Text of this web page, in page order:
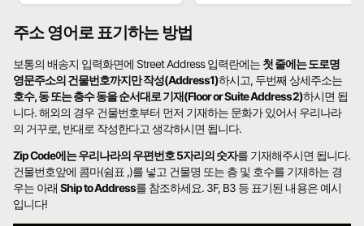
주소 영어로 표기하는 방법
보통의 배송지 입력화면에 Street Address 입력란에는 첫 줄에는 도로명
영문주소의 건물번호까지만 작성(Address1)하시고, 두번째 상세주소는
호수, 동 또는 층수 동을 순서대로 기재(Floor or Suite Address2)하시면 됩
니다. 해외의 경우 건물번호부터 먼저 기재하는 문화가 있어서 우리나라
의 거꾸로, 반대로 작성한다고 생각하시면 됩니다.
Zip Code에는 우리나라의 우편번호 5자리의 숫자를 기재해주시면 됩니다.
건물번호앞에 콤마(쉼표 ,)를 넣고 건물명 또는 층 및 호수를 기재하는 경
우는 아래Ship to Address를 참조하세요. 3F, B3 등 표기된 내용은 예시
입니다!